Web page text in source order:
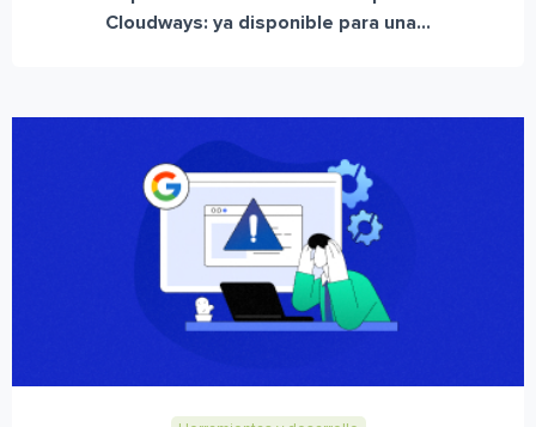
Cloudways: ya disponible para una...